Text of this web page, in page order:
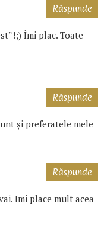
Îmi plac. Toate
Răspunde
și preferatele mele
Răspunde
Imi place mult acea
Răspunde